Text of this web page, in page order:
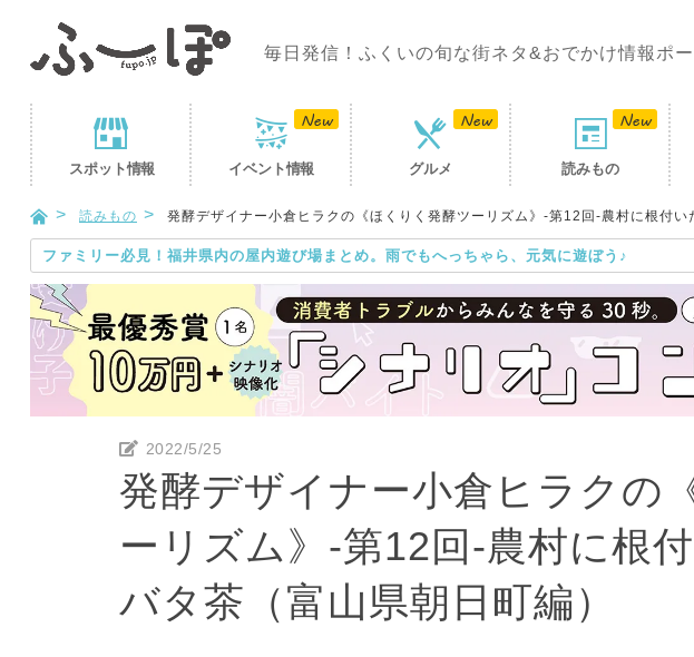
毎日発信！ふくいの旬な街ネタ&おでかけ情報ポ
スポット情報 イベント情報 グルメ 読みもの
読みもの 発酵デザイナー小倉ヒラクの《ほくりく発酵ツーリズム》-第12回-農村に根付い
ファミリー必見！福井県内の屋内遊び場まとめ。雨でもへっちゃら、元気に遊ぼう♪
2022/5/25
発酵デザイナー小倉ヒラクの
ーリズム》-第12回-農村に根
バタ茶（富山県朝日町編）